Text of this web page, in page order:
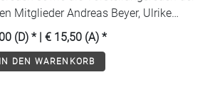
Mitglieder Andreas Beyer, Ulrike
Christa Dürscheid, Rita
Esther Kinsky, Christoph
Lothar Müller, Kerstin Preiwuß,
(D) * | € 15,50 (A) *
IN DEN WARENKORB